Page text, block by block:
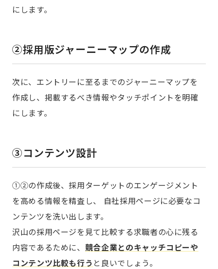
にします。
②採用版ジャーニーマップの作成
次に、エントリーに至るまでのジャーニーマップを
作成し、掲載するべき情報やタッチポイントを明確
にします。
③コンテンツ設計
①②の作成後、採用ターゲットのエンゲージメント
を高める情報を精査し、 自社採用ページに必要なコ
ンテンツを洗い出します。
沢山の採用ページを見て比較する求職者の心に残る
内容であるために、 競合企業とのキャッチコピーや
コンテンツ比較も行う と良いでしょう。